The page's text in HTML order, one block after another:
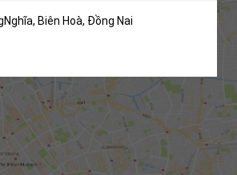
Biên Hoà, Đồng Nai